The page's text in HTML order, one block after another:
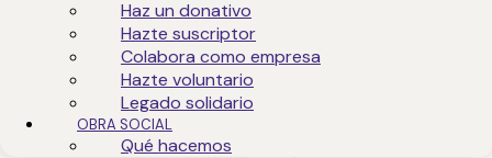
Haz un donativo
Hazte suscriptor
Colabora como empresa
Hazte voluntario
Legado solidario
OBRA SOCIAL
Qué hacemos